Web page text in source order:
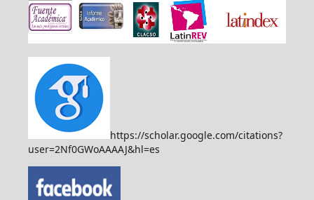
https://scholar.google.com/citations?
user=2Nf0GWoAAAAJ&hl=es